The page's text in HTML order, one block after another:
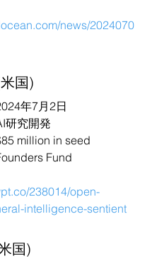
news/2024070
国)
年7月2日
研究開発
million in seed
Fund
238014/open-
intelligence-sentient
国)